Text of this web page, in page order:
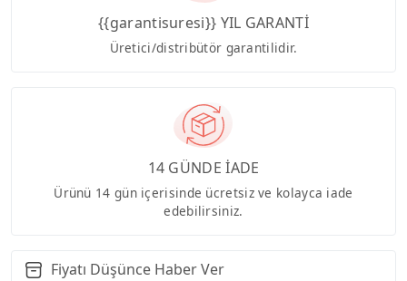
{{garantisuresi}} YIL GARANTİ
Üretici/distribütör garantilidir.
14 GÜNDE İADE
Ürünü 14 gün içerisinde ücretsiz ve kolayca iade
edebilirsiniz.
Fiyatı Düşünce Haber Ver